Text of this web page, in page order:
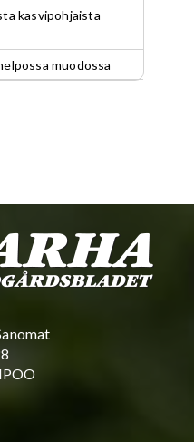
kasvipohjaista
muodossa